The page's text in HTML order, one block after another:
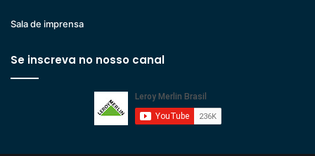
Sala de imprensa
Se inscreva no nosso canal